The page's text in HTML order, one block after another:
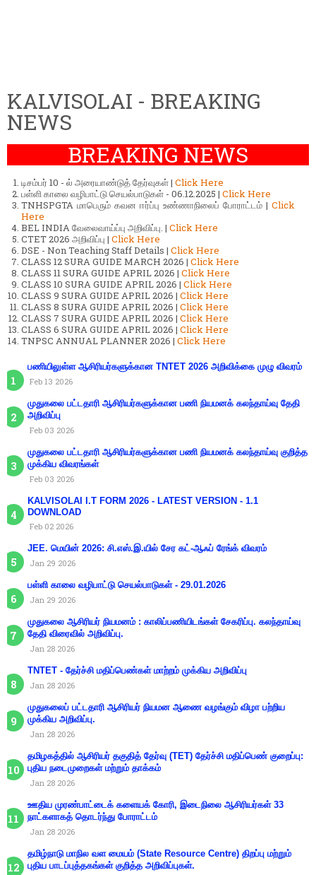
KALVISOLAI - BREAKING
NEWS
BREAKING NEWS
டிசம்பர் 10 - ல் அரையாண்டுத் தேர்வுகள் | Click Here
பள்ளி காலை வழிபாட்டு செயல்பாடுகள் - 06.12.2025 | Click Here
TNHSPGTA மாபெரும் கவன ஈர்ப்பு உண்ணாநிலைப் போராட்டம் | Click
Here
BEL INDIA வேலைவாய்ப்பு அறிவிப்பு. | Click Here
CTET 2026 அறிவிப்பு | Click Here
DSE - Non Teaching Staff Details | Click Here
CLASS 12 SURA GUIDE MARCH 2026 | Click Here
CLASS 11 SURA GUIDE APRIL 2026 | Click Here
CLASS 10 SURA GUIDE APRIL 2026 | Click Here
CLASS 9 SURA GUIDE APRIL 2026 | Click Here
CLASS 8 SURA GUIDE APRIL 2026 | Click Here
CLASS 7 SURA GUIDE APRIL 2026 | Click Here
CLASS 6 SURA GUIDE APRIL 2026 | Click Here
TNPSC ANNUAL PLANNER 2026 | Click Here
பணியிலுள்ள ஆசிரியர்களுக்கான TNTET 2026 அறிவிக்கை முழு விவரம்
Feb 13 2026
முதுகலை பட்டதாரி ஆசிரியர்களுக்கான பணி நியமனக் கலந்தாய்வு தேதி
அறிவிப்பு
Feb 03 2026
முதுகலை பட்டதாரி ஆசிரியர்களுக்கான பணி நியமனக் கலந்தாய்வு குறித்த
முக்கிய விவரங்கள்
Feb 03 2026
KALVISOLAI I.T FORM 2026 - LATEST VERSION - 1.1
DOWNLOAD
Feb 02 2026
JEE. மெயின் 2026: சி.எஸ்.இ.யில் சேர கட்-ஆஃப் ரேங்க் விவரம்
Jan 29 2026
பள்ளி காலை வழிபாட்டு செயல்பாடுகள் - 29.01.2026
Jan 29 2026
முதுகலை ஆசிரியர் நியமனம் : காலிப்பணியிடங்கள் சேகரிப்பு. கலந்தாய்வு
தேதி விரைவில் அறிவிப்பு.
Jan 28 2026
TNTET - தேர்ச்சி மதிப்பெண்கள் மாற்றம் முக்கிய அறிவிப்பு
Jan 28 2026
முதுகலைப் பட்டதாரி ஆசிரியர் நியமன ஆணை வழங்கும் விழா பற்றிய
முக்கிய அறிவிப்பு.
Jan 28 2026
தமிழகத்தில் ஆசிரியர் தகுதித் தேர்வு (TET) தேர்ச்சி மதிப்பெண் குறைப்பு:
புதிய நடைமுறைகள் மற்றும் தாக்கம்
Jan 28 2026
ஊதிய முரண்பாட்டைக் களையக் கோரி, இடைநிலை ஆசிரியர்கள் 33
நாட்களாகத் தொடர்ந்து போராட்டம்
Jan 28 2026
தமிழ்நாடு மாநில வள மையம் (State Resource Centre) திறப்பு மற்றும்
புதிய பாடப்புத்தகங்கள் குறித்த அறிவிப்புகள்.